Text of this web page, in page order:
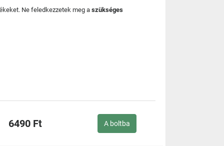
Ne feledkezzetek meg aszükséges
6490 Ft A boltba